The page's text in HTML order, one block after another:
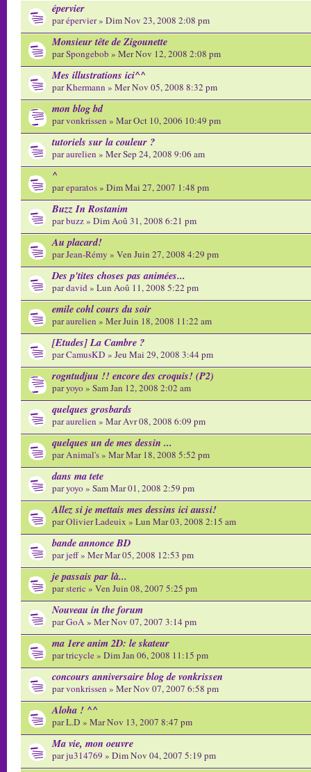
épervier
parépervier» Dim Nov 23, 2008 2:08 pm
Monsieur tête de Zigounette
parSpongebob » Mer Nov 12, 2008 2:08 pm
Mes illustrations ici^^
parKhermann » Mer Nov 05, 2008 8:32 pm
mon blog bd
parvonkrissen » Mar Oct 10, 2006 10:49 pm
tutoriels sur la couleur ?
paraurelien » Mer Sep 24, 2008 9:06 am
^
pareparatos» Dim Mai 27, 2007 1:48 pm
Buzz In Rostanim
parbuzz» Dim Aoû 31, 2008 6:21 pm
Au placard!
parJean-Rémy » Ven Juin 27, 2008 4:29 pm
Des p'tites choses pas animées...
pardavid» Lun Aoû 11, 2008 5:22 pm
emile cohl cours du soir
paraurelien » Mer Juin 18, 2008 11:22 am
[Etudes] La Cambre ?
parCamusKD » Jeu Mai 29, 2008 3:44 pm
rogntudjuu !! encore des croquis! (P2)
paryoyo» Sam Jan 12, 2008 2:02 am
quelques grosbards
paraurelien » Mar Avr 08, 2008 6:09 pm
quelques un de mes dessin ...
parAnimal's» Mar Mar 18, 2008 5:52 pm
dans ma tete
paryoyo» Sam Mar 01, 2008 2:59 pm
Allez si je mettais mes dessins ici aussi!
parOlivier Ladeuix » Lun Mar 03, 2008 2:15 am
bande annonce BD
parjeff» Mer Mar 05, 2008 12:53 pm
je passais par là...
parsteric» Ven Juin 08, 2007 5:25 pm
Nouveau in the forum
parGoA » Mer Nov 07, 2007 3:14 pm
ma 1ere anim 2D: le skateur
partricycle» Dim Jan 06, 2008 11:15 pm
concours anniversaire blog de vonkrissen
parvonkrissen » Mer Nov 07, 2007 6:58 pm
Aloha ! ^^
par L.D » Mar Nov 13, 2007 8:47 pm
Ma vie, mon oeuvre
parju314769 » Dim Nov 04, 2007 5:19 pm